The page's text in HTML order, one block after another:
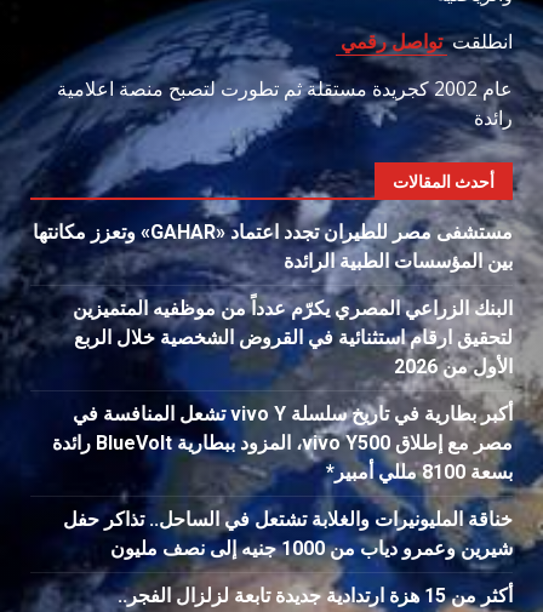
انطلقتتواصل رقمي
عام 2002 كجريدة مستقلة ثم تطورت لتصبح منصة اعلامية
رائدة
أحدث المقالات
مستشفى مصر للطيران تجدد اعتماد «GAHAR» وتعزز مكانتها
بين المؤسسات الطبية الرائدة
البنك الزراعي المصري يكرّم عدداً من موظفيه المتميزين
لتحقيق ارقام استثنائية في القروض الشخصية خلال الربع
الأول من 2026
أكبر بطارية في تاريخ سلسلة vivo Y تشعل المنافسة في
مصر مع إطلاق vivo Y500، المزود ببطارية BlueVolt رائدة
بسعة 8100 مللي أمبير*
خناقة المليونيرات والغلابة تشتعل في الساحل.. تذاكر حفل
شيرين وعمرو دياب من 1000 جنيه إلى نصف مليون
أكثر من 15 هزة ارتدادية جديدة تابعة لزلزال الفجر..